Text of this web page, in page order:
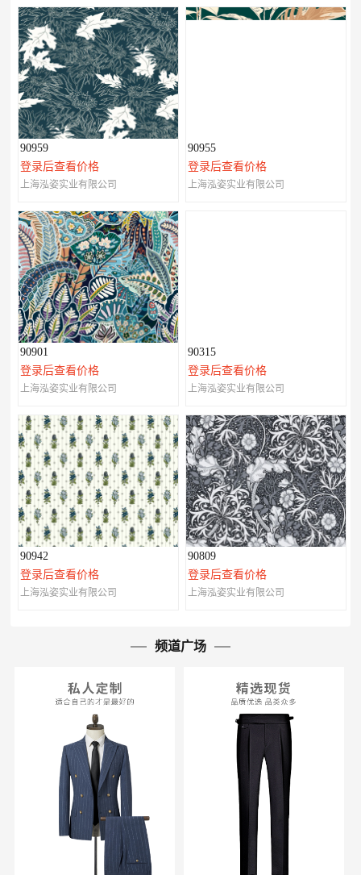
90959
登录后查看价格
上海泓姿实业有限公司
90955
登录后查看价格
上海泓姿实业有限公司
90901
登录后查看价格
上海泓姿实业有限公司
90315
登录后查看价格
上海泓姿实业有限公司
90942
登录后查看价格
上海泓姿实业有限公司
90809
登录后查看价格
上海泓姿实业有限公司
频道广场